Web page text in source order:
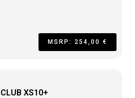
MSRP: 254,00 €
CLUB XS10+